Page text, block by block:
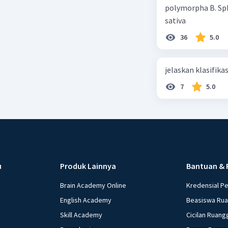
Karna
polymorpha B.
sativa
36 5.0
jelaskan
7 5.0
Produk Lainnya
Brain Academy Online
English Academy
Skill Academy
Bantuan &
Kredensial
Beasiswa
Cicilan